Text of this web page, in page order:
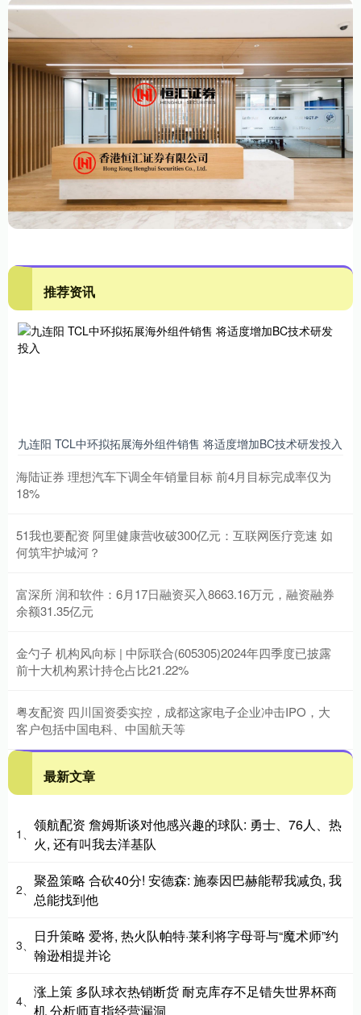
推荐资讯
九连阳 TCL中环拟拓展海外组件销售 将适度增加BC技术研发投入
海陆证券 理想汽车下调全年销量目标 前4月目标完成率仅为
18%
51我也要配资 阿里健康营收破300亿元：互联网医疗竞速 如
何筑牢护城河？
富深所 润和软件：6月17日融资买入8663.16万元，融资融券
余额31.35亿元
金勺子 机构风向标 | 中际联合(605305)2024年四季度已披露
前十大机构累计持仓占比21.22%
粤友配资 四川国资委实控，成都这家电子企业冲击IPO，大
客户包括中国电科、中国航天等
最新文章
1、
领航配资 詹姆斯谈对他感兴趣的球队: 勇士、76人、热
火, 还有叫我去洋基队
2、
聚盈策略 合砍40分! 安德森: 施泰因巴赫能帮我减负, 我
总能找到他
3、
日升策略 爱将, 热火队帕特·莱利将字母哥与“魔术师”约
翰逊相提并论
4、
涨上策 多队球衣热销断货 耐克库存不足错失世界杯商
机 分析师直指经营漏洞